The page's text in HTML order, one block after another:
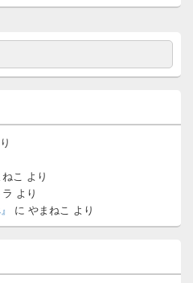
こ より
より
に やまねこ より